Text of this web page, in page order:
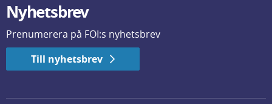
Nyhetsbrev
Prenumerera på FOI:s nyhetsbrev
Till nyhetsbrev